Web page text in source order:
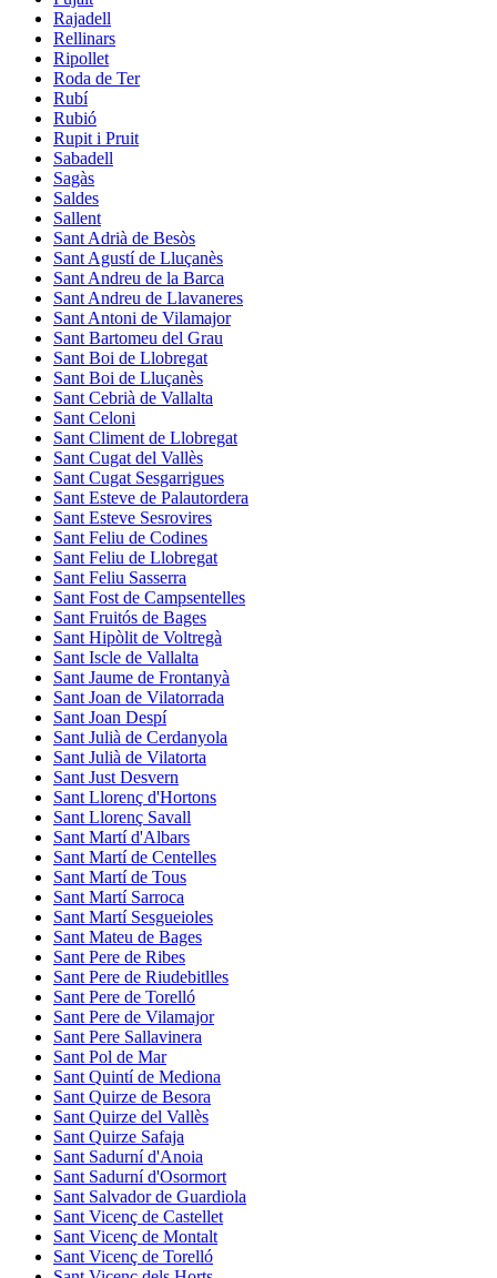
Rajadell
Rellinars
Ripollet
Roda de Ter
Rubí
Rubió
Rupit i Pruit
Sabadell
Sagàs
Saldes
Sallent
Sant Adrià de Besòs
Sant Agustí de Lluçanès
Sant Andreu de la Barca
Sant Andreu de Llavaneres
Sant Antoni de Vilamajor
Sant Bartomeu del Grau
Sant Boi de Llobregat
Sant Boi de Lluçanès
Sant Cebrià de Vallalta
Sant Celoni
Sant Climent de Llobregat
Sant Cugat del Vallès
Sant Cugat Sesgarrigues
Sant Esteve de Palautordera
Sant Esteve Sesrovires
Sant Feliu de Codines
Sant Feliu de Llobregat
Sant Feliu Sasserra
Sant Fost de Campsentelles
Sant Fruitós de Bages
Sant Hipòlit de Voltregà
Sant Iscle de Vallalta
Sant Jaume de Frontanyà
Sant Joan de Vilatorrada
Sant Joan Despí
Sant Julià de Cerdanyola
Sant Julià de Vilatorta
Sant Just Desvern
Sant Llorenç d'Hortons
Sant Llorenç Savall
Sant Martí d'Albars
Sant Martí de Centelles
Sant Martí de Tous
Sant Martí Sarroca
Sant Martí Sesgueioles
Sant Mateu de Bages
Sant Pere de Ribes
Sant Pere de Riudebitlles
Sant Pere de Torelló
Sant Pere de Vilamajor
Sant Pere Sallavinera
Sant Pol de Mar
Sant Quintí de Mediona
Sant Quirze de Besora
Sant Quirze del Vallès
Sant Quirze Safaja
Sant Sadurní d'Anoia
Sant Sadurní d'Osormort
Sant Salvador de Guardiola
Sant Vicenç de Castellet
Sant Vicenç de Montalt
Sant Vicenç de Torelló